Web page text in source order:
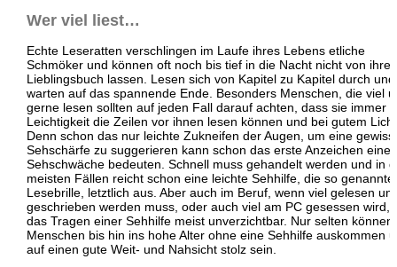
Wer viel liest…
Echte Leseratten verschlingen im Laufe ihres Lebens etliche
Schmöker und können oft noch bis tief in die Nacht nicht von
Lieblingsbuch lassen. Lesen sich von Kapitel zu Kapitel durch und
warten auf das spannende Ende. Besonders Menschen, die viel
gerne lesen sollten auf jeden Fall darauf achten, dass sie immer
Leichtigkeit die Zeilen vor ihnen lesen können und bei gutem
Denn schon das nur leichte Zukneifen der Augen, um eine
Sehschärfe zu suggerieren kann schon das erste Anzeichen einer
Sehschwäche bedeuten. Schnell muss gehandelt werden und in
meisten Fällen reicht schon eine leichte Sehhilfe, die so genannte
Lesebrille, letztlich aus. Aber auch im Beruf, wenn viel gelesen
geschrieben werden muss, oder auch viel am PC gesessen wird,
das Tragen einer Sehhilfe meist unverzichtbar. Nur selten können
Menschen bis hin ins hohe Alter ohne eine Sehhilfe auskommen
auf einen gute Weit- und Nahsicht stolz sein.